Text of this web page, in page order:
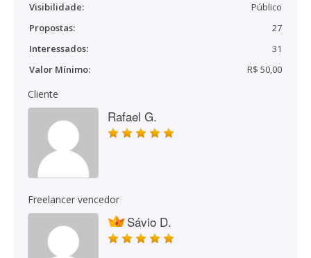
Visibilidade:
Público
Propostas:
27
Interessados:
31
Valor Mínimo:
R$ 50,00
Cliente
Rafael G.
Freelancer vencedor
Sávio D.